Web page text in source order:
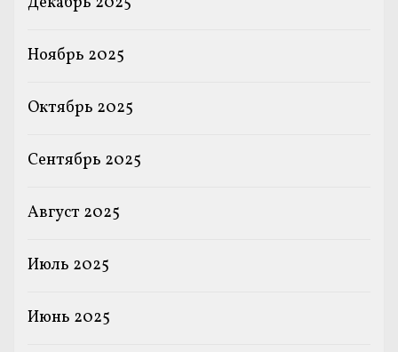
Ноябрь 2025
Октябрь 2025
Сентябрь 2025
Август 2025
Июль 2025
Июнь 2025